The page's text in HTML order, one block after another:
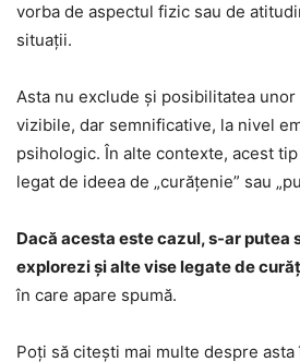
vorba de aspectul fizic sau de
situații.
Asta nu exclude și posibilitatea
vizibile, dar semnificative, la nivel
psihologic. În alte contexte, acest
legat de ideea de „curățenie” sau
Dacă acesta este cazul, s-ar putea
explorezi și alte vise legate de
în care apare spumă.
Poți să citești mai multe despre asta